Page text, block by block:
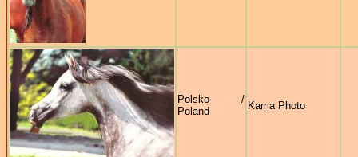
Polsko /
Poland
Kama Photo